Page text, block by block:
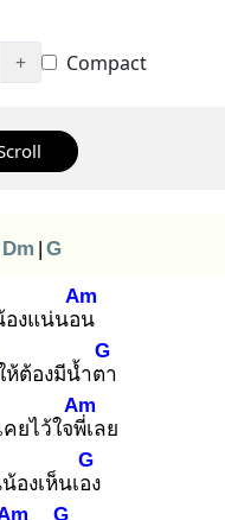
+ Compact
Dm | G
องแน่นอน
Am
ห้ต้องมีน้ำตา
G
คยไว้ใจพี่เ
Am
ลย
องเห็นเอง
G
G